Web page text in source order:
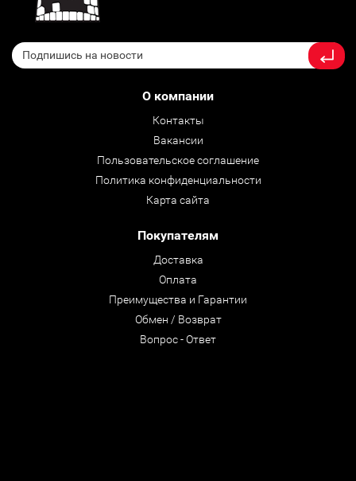
О компании
Контакты
Вакансии
Пользовательское соглашение
Политика конфиденциальности
Карта сайта
Покупателям
Доставка
Оплата
Преимущества и Гарантии
Обмен / Возврат
Вопрос - Ответ